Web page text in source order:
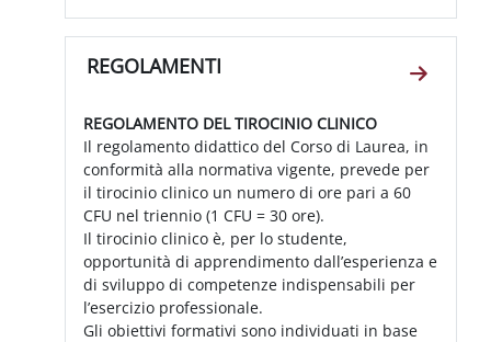
REGOLAMENTI
Vai alla
REGOLAMENTO DEL TIROCINIO CLINICO
Il regolamento didattico del Corso di Laurea, in
conformità alla normativa vigente, prevede per
il tirocinio clinico un numero di ore pari a 60
CFU nel triennio (1 CFU = 30 ore).
Il tirocinio clinico è, per lo studente,
opportunità di apprendimento dall’esperienza e
di sviluppo di competenze indispensabili per
l’esercizio professionale.
Gli obiettivi formativi sono individuati in base